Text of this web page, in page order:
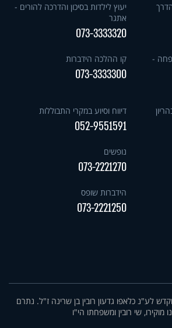
יעוץ לילדות בסיכון והדרכה להורים -
אתגר
073-3333320
-
קו ההלכה הידברות
073-3333300
דיווח וסיוע במקרי התבוללות
052-9551591
נופשים
073-2221270
הידברות שופס
073-2221250
לע"נ כלאפו גדעון רובין בן שרינה ז"ל. נתרם
מוקירו, שי רובין ומשפחתו הי"ו